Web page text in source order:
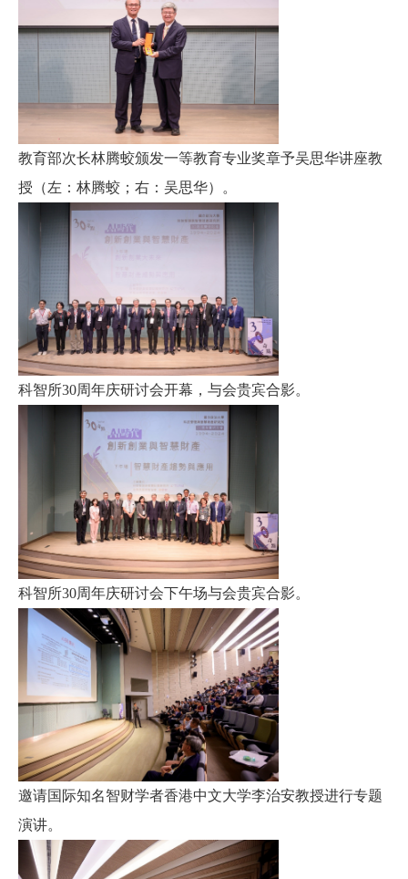
教育部次长林腾蛟颁发一等教育专业奖章予吴思华讲座教
授（左：林腾蛟；右：吴思华）
。
科智所30周年庆研讨会开幕，与会贵宾合影。
科智所30周年庆研讨会下午场与会贵宾合影。
邀请国际知名智财学者香港中文大学李治安教授进行专题
演讲。